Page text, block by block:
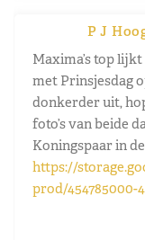
P J
Maxima’s top
met Prinsjesdag
donkerder uit,
foto’s van beide
Koningspaar in
https://
prod/454785000-